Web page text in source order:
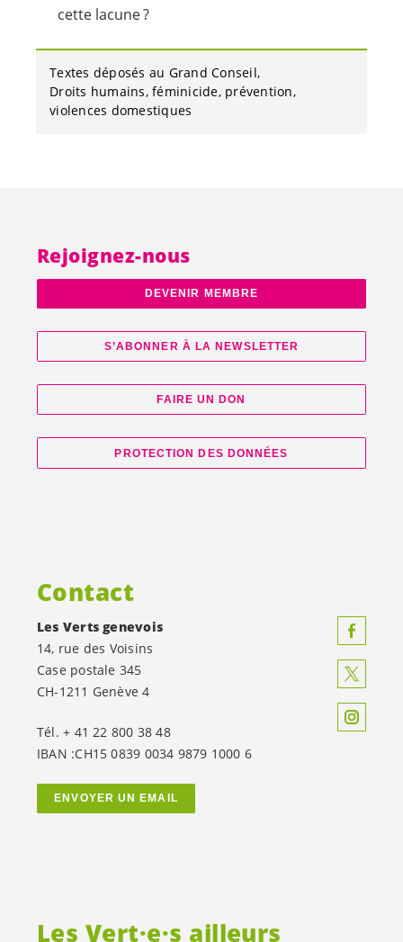
cette lacune ?
Textes déposés au Grand Conseil
Droits humains féminicide prévention
violences domestiques
Les Vert·e·s ailleurs
Rejoignez-nous
DEVENIR MEMBRE
S’ABONNER À LA NEWSLETTER
FAIRE UN DON
PROTECTION DES DONNÉES
Contact
Les Verts genevois
14, rue des Voisins
Case postale 345
CH-1211 Genève 4
Tél. + 41 22 800 38 48
IBAN :CH15 0839 0034 9879 1000 6
ENVOYER UN EMAIL